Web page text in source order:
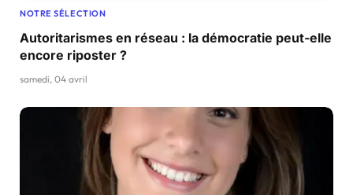
NOTRE SÉLECTION
Autoritarismes en réseau : la démocratie peut-elle
encore riposter ?
samedi, 04 avril